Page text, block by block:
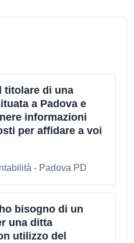
titolare di una
a Padova e
informazioni
per affidare a voi
- Padova PD
bisogno di un
una ditta
utilizzo del